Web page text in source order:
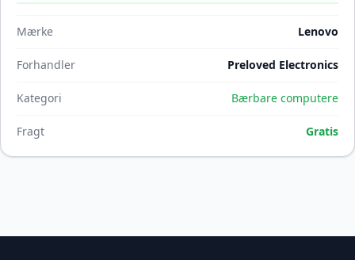
Mærke Lenovo
Forhandler Preloved Electronics
Kategori Bærbare computere
Fragt Gratis